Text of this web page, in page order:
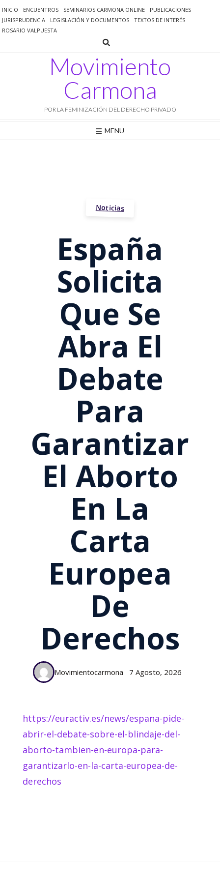
al
contenido
INICIO ENCUENTROS SEMINARIOS CARMONA ONLINE
PUBLICACIONES
JURISPRUDENCIA
LEGISLACIÓN Y DOCUMENTOS
TEXTOS DE INTERÉS
ROSARIO VALPUESTA
Movimiento
Carmona
POR LA FEMINIZACIÓN DEL DERECHO PRIVADO
MENU
Noticias
España
Solicita
Que Se
Abra El
Debate
Para
Garantizar
El Aborto
En La
Carta
Europea
De
Derechos
Movimientocarmona 7 Agosto, 2026
https://euractiv.es/news/espana-pide-
abrir-el-debate-sobre-el-blindaje-del-
aborto-tambien-en-europa-para-
garantizarlo-en-la-carta-europea-de-
derechos